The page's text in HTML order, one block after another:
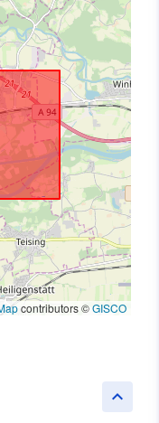
contributors ©GISCO
keyboard_arrow_up